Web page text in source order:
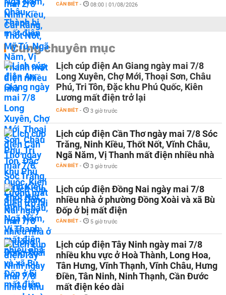
CẦN BIẾT - 08:00 | 01/08/2026
Cùng chuyên mục
Lịch cúp điện An Giang ngày mai 7/8
Long Xuyên, Chợ Mới, Thoại Sơn, Châu
Phú, Tri Tôn, Đặc khu Phú Quốc, Kiên
Lương mất điện trở lại
CẦN BIẾT - 3 giờ trước
Lịch cúp điện Cần Thơ ngày mai 7/8 Sóc
Trăng, Ninh Kiều, Thốt Nốt, Vĩnh Châu,
Ngã Năm, Vị Thanh mất điện nhiều nhà
CẦN BIẾT - 3 giờ trước
Lịch cúp điện Đồng Nai ngày mai 7/8
nhiều nhà ở phường Đồng Xoài và xã Bù
Đốp ở bị mất điện
CẦN BIẾT - 5 giờ trước
Lịch cúp điện Tây Ninh ngày mai 7/8
nhiều khu vực ở Hoà Thành, Long Hoa,
Tân Hưng, Vĩnh Thạnh, Vĩnh Châu, Hưng
Điền, Tân Ninh, Ninh Thạnh, Cần Đước
mất điện kéo dài